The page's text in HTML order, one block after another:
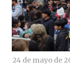
24 de mayo de